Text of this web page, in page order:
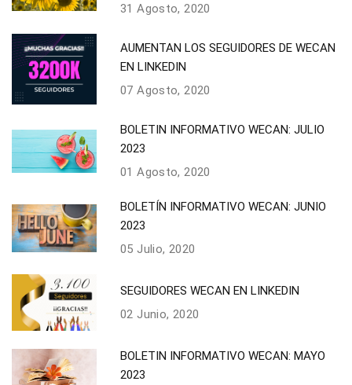
31 Agosto, 2020
AUMENTAN LOS SEGUIDORES DE WECAN
EN LINKEDIN
07 Agosto, 2020
BOLETIN INFORMATIVO WECAN: JULIO
2023
01 Agosto, 2020
BOLETÍN INFORMATIVO WECAN: JUNIO
2023
05 Julio, 2020
SEGUIDORES WECAN EN LINKEDIN
02 Junio, 2020
BOLETIN INFORMATIVO WECAN: MAYO
2023